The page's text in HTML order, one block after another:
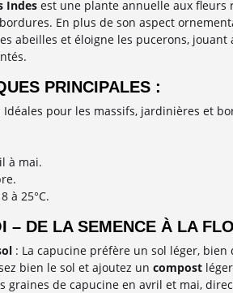
Indesest une plante annuelle aux fleurs
En plus de son aspect
abeilles et éloigne les pucerons,
PRINCIPALES :
pour les massifs, jardinières et
à mai.
à 25°C.
– DE LA SEMENCE À LA
: La capucine préfère un sol léger, bien
bien le sol et ajoutez un compostléger
graines de capucine en avril et mai,